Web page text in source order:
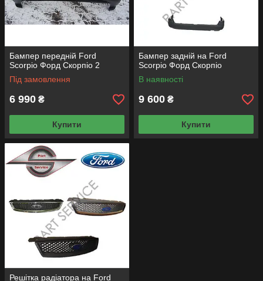
Бампер передній Ford
Scorpio Форд Скорпіо 2
Під замовлення
6 990 ₴
Купити
Бампер задній на Ford
Scorpio Форд Скорпіо
В наявності
9 600 ₴
Купити
Решітка радіатора на Ford